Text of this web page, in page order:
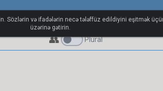
👥 Plural
Sözlərin və ifadələrin necə tələffüz edildiyini eşitmək
üzərinə gətirin.